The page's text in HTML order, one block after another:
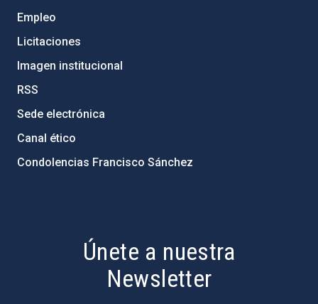
Empleo
Licitaciones
Imagen institucional
RSS
Sede electrónica
Canal ético
Condolencias Francisco Sánchez
Únete a nuestra
Newsletter